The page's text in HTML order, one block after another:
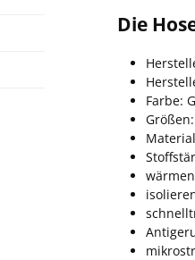
Die
Farbe: